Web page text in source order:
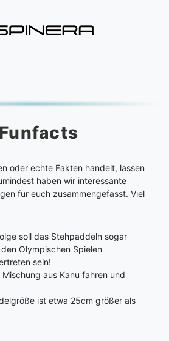
oder echte Fakten handelt, lassen
haben wir interessante
für euch zusammengefasst. Viel
soll das Stehpaddeln sogar
Olympischen Spielen
sein!
Mischung aus Kanu fahren und
ist etwa 25cm größer als